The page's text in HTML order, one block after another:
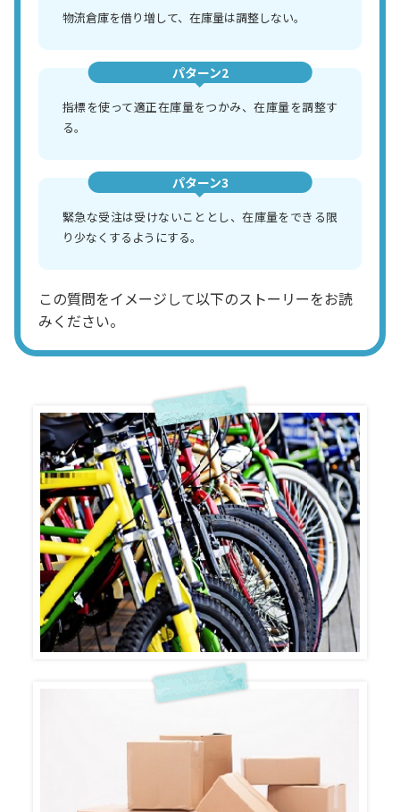
物流倉庫を借り増して、在庫量は調整しない。
パターン2
指標を使って適正在庫量をつかみ、在庫量を調整す
る。
パターン3
緊急な受注は受けないこととし、在庫量をできる限
り少なくするようにする。
この質問をイメージして以下のストーリーをお読
みください。